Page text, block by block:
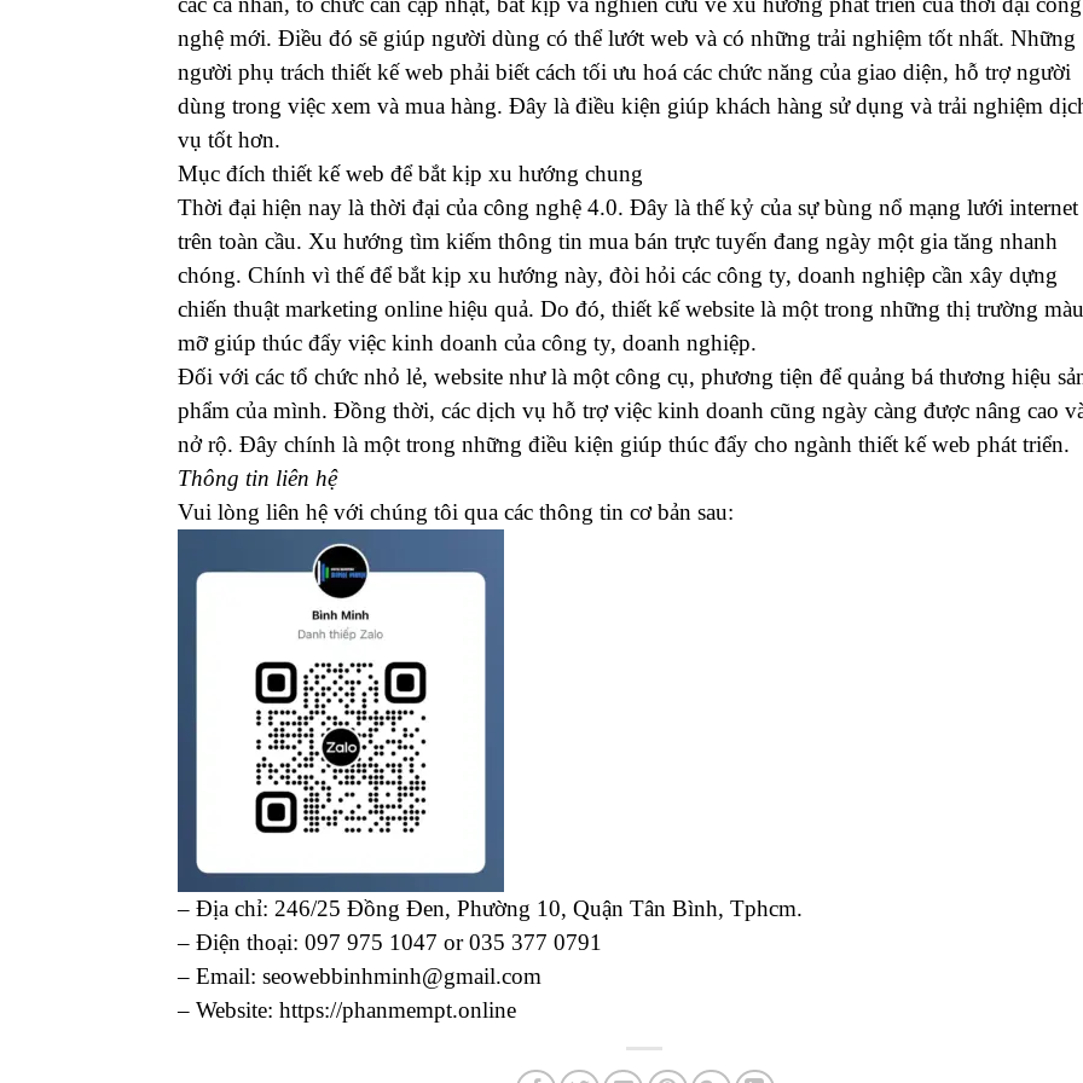
nghệ mới. Điều đó sẽ giúp người dùng có thể lướt web và có những trải nghiệm tốt nhất. Những
người phụ trách thiết kế web phải biết cách tối ưu hoá các chức năng của giao diện, hỗ trợ người
dùng trong việc xem và mua hàng. Đây là điều kiện giúp khách hàng sử dụng và trải nghiệm
vụ tốt hơn.
Mục đích thiết kế web để bắt kịp xu hướng chung
Thời đại hiện nay là thời đại của công nghệ 4.0. Đây là thế kỷ của sự bùng nổ mạng lưới internet
trên toàn cầu. Xu hướng tìm kiếm thông tin mua bán trực tuyến đang ngày một gia tăng nhanh
chóng. Chính vì thế để bắt kịp xu hướng này, đòi hỏi các công ty, doanh nghiệp cần xây dựng
chiến thuật marketing online hiệu quả. Do đó, thiết kế website là một trong những thị trường màu
mỡ giúp thúc đẩy việc kinh doanh của công ty, doanh nghiệp.
Đối với các tổ chức nhỏ lẻ, website như là một công cụ, phương tiện để quảng bá thương hiệu
phẩm của mình. Đồng thời, các dịch vụ hỗ trợ việc kinh doanh cũng ngày càng được nâng cao
nở rộ. Đây chính là một trong những điều kiện giúp thúc đẩy cho ngành thiết kế web phát triển.
Thông tin liên hệ
Vui lòng liên hệ với chúng tôi qua các thông tin cơ bản sau:
– Địa chỉ: 246/25 Đồng Đen, Phường 10, Quận Tân Bình, Tphcm.
– Điện thoại: 097 975 1047 or 035 377 0791
– Email: seowebbinhminh@gmail.com
– Website: https://phanmempt.online